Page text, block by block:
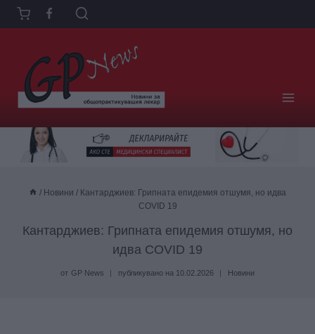
Към
съдържанието
/ Новини / Кантарджиев: Грипната епидемия отшумя, но идва
COVID 19
Кантарджиев: Грипната епидемия отшумя, но
идва COVID 19
от GP News публикувано на 10.02.2026 Новини